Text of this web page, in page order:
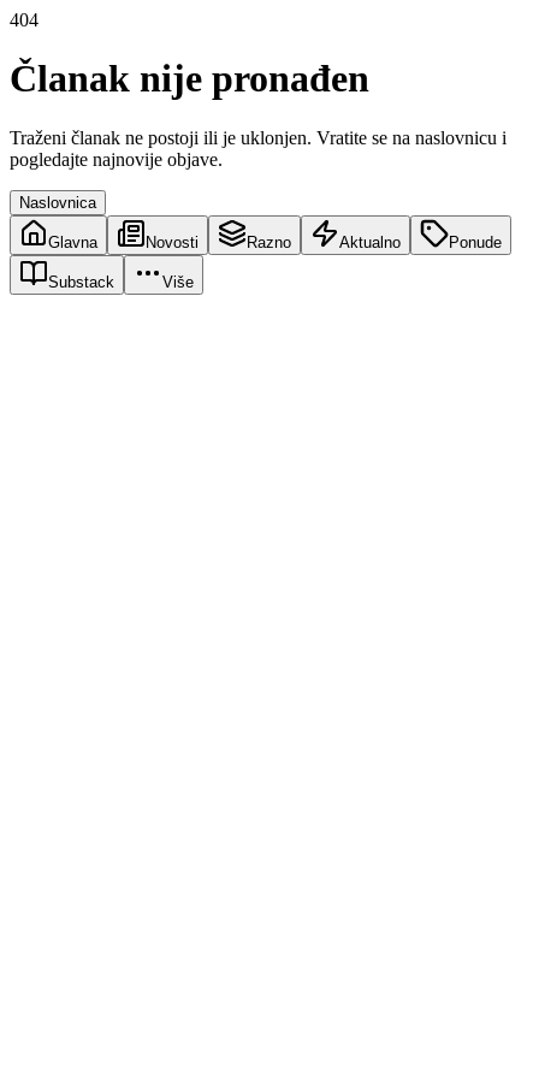
404
Članak nije pronađen
Traženi članak ne postoji ili je uklonjen. Vratite se na naslovnicu i
pogledajte najnovije objave.
Naslovnica
Glavna Novosti Razno Aktualno Ponude
Substack Više